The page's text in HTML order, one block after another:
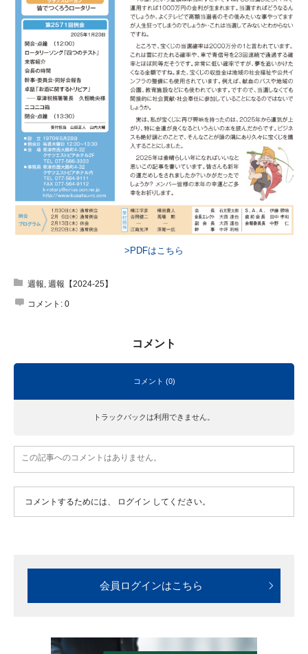
>PDFはこちら
週報, 週報【2024-25】
コメント: 0
コメント
コメント (0)
トラックバックは利用できません。
この記事へのコメントはありません。
コメントするためには、 ログイン してください。
会員ログインはこちら